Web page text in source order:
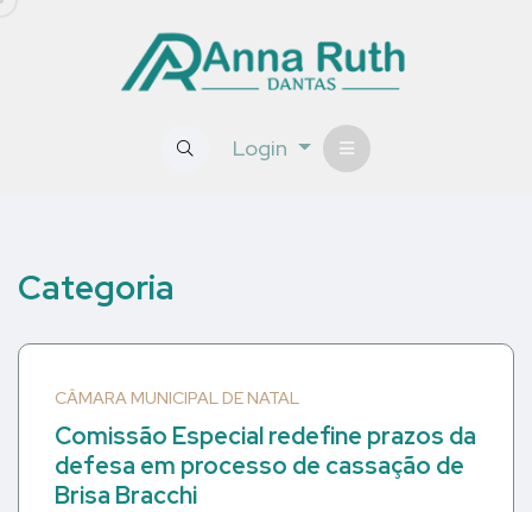
Login
Categoria
CÂMARA MUNICIPAL DE NATAL
Comissão Especial redefine prazos da
defesa em processo de cassação de
Brisa Bracchi